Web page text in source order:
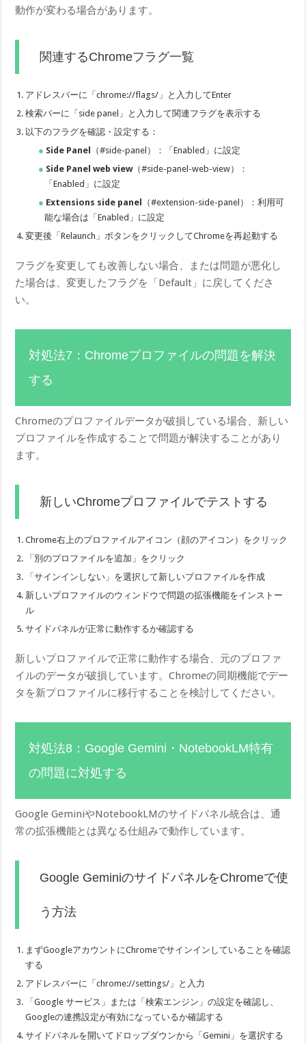
動作が変わる場合があります。
関連するChromeフラグ一覧
アドレスバーに「chrome://flags/」と入力してEnter
検索バーに「side panel」と入力して関連フラグを表示する
以下のフラグを確認・設定する：
Side Panel （#side-panel）：「Enabled」に設定
Side Panel web view（#side-panel-web-view）：
「Enabled」に設定
Extensions side panel （#extension-side-panel）：利用可
能な場合は「Enabled」に設定
変更後「Relaunch」ボタンをクリックしてChromeを再起動する
フラグを変更しても改善しない場合、または問題が悪化し
た場合は、変更したフラグを「Default」に戻してくださ
い。
対処法7：Chromeプロファイルの問題を解決
する
Chromeのプロファイルデータが破損している場合、新しい
プロファイルを作成することで問題が解決することがあり
ます。
新しいChromeプロファイルでテストする
Chrome右上のプロファイルアイコン（顔のアイコン）をクリック
「別のプロファイルを追加」をクリック
「サインインしない」を選択して新しいプロファイルを作成
新しいプロファイルのウィンドウで問題の拡張機能をインストー
ル
サイドパネルが正常に動作するか確認する
新しいプロファイルで正常に動作する場合、元のプロファ
イルのデータが破損しています。Chromeの同期機能でデー
タを新プロファイルに移行することを検討してください。
対処法8：Google Gemini・NotebookLM特有
の問題に対処する
Google GeminiやNotebookLMのサイドパネル統合は、通
常の拡張機能とは異なる仕組みで動作しています。
Google GeminiのサイドパネルをChromeで使
う方法
まずGoogleアカウントにChromeでサインインしていることを確認
する
アドレスバーに「chrome://settings/」と入力
「Google サービス」または「検索エンジン」の設定を確認し、
Googleの連携設定が有効になっているか確認する
サイドパネルを開いてドロップダウンから「Gemini」を選択する